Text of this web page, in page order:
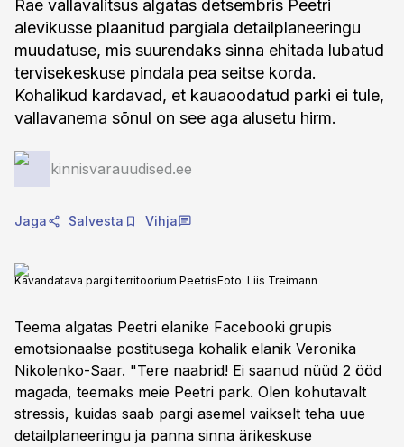
Rae vallavalitsus algatas detsembris Peetri
alevikusse plaanitud pargiala detailplaneeringu
muudatuse, mis suurendaks sinna ehitada lubatud
tervisekeskuse pindala pea seitse korda.
Kohalikud kardavad, et kauaoodatud parki ei tule,
vallavanema sõnul on see aga alusetu hirm.
kinnisvarauudised.ee
Jaga Salvesta Vihja
Kavandatava pargi territoorium PeetrisFoto: Liis Treimann
Teema algatas Peetri elanike Facebooki grupis
emotsionaalse postitusega kohalik elanik Veronika
Nikolenko-Saar. "Tere naabrid! Ei saanud nüüd 2 ööd
magada, teemaks meie Peetri park. Olen kohutavalt
stressis, kuidas saab pargi asemel vaikselt teha uue
detailplaneeringu ja panna sinna ärikeskuse